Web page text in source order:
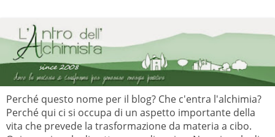
Perché questo nome per il blog? Che c'entra l'alchimia?
Perché qui ci si occupa di un aspetto importante della
vita che prevede la trasformazione da materia a cibo.